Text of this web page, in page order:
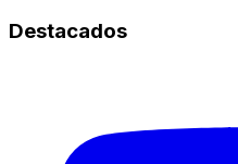
Destacados